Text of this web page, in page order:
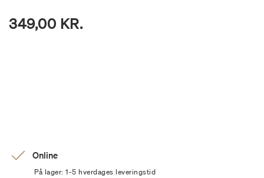
349,00 KR.
Online
På lager: 1-5 hverdages leveringstid